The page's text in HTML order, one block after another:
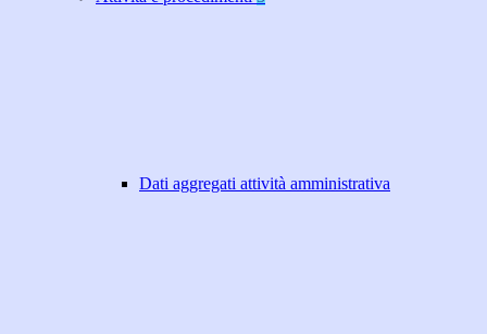
Dati aggregati attività amministrativa